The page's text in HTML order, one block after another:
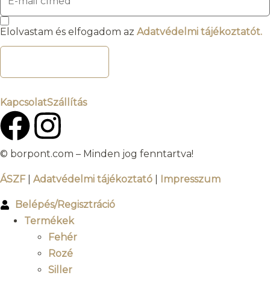
Elolvastam és elfogadom az Adatvédelmi tájékoztatót.
KapcsolatSzállítás
© borpont.com – Minden jog fenntartva!
ÁSZF| Adatvédelmi tájékoztató Impresszum
Belépés/Regisztráció
Termékek
Fehér
Rozé
Siller